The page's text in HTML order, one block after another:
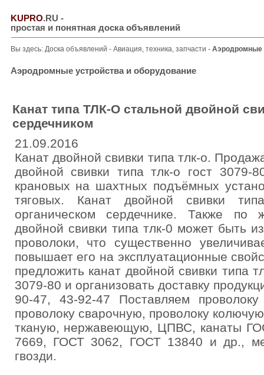
KUPRO.RU -
простая и понятная доска объявлений
Вы здесь: Доска объявлений - Авиация, техника, запчасти - Аэродромные
Аэродромные устройства и оборудование
Канат типа ТЛК-О стальной двойной
сердечником
21.09.2016
Канат двойной свивки типа тлк-о.
двойной свивки типа тлк-о гост 3079-
крановых на шахтных подъёмных
тяговых. Канат двойной свивки
органическом сердечнике. Также по
двойной свивки типа тлк-0 может быть
проволоки, что существенно
повышает его на эксплуатационные
предложить канат двойной свивки типа
3079-80 и организовать доставку
90-47, 43-92-47 Поставляем
проволоку сварочную, проволоку
тканую, нержавеющую, ЦПВС, канаты
7669, ГОСТ 3062, ГОСТ 13840 и др.,
гвозди.